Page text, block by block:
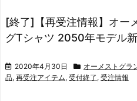
[終了]【再受注情報】オー
グTシャツ 2050年モデル
2020年4月30日 オーメストグラ
品, 再受注アイテム, 受付終了 , 受注情報